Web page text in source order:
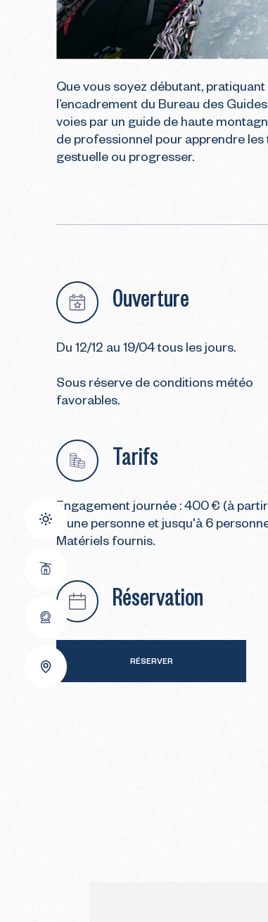
Que vous soyez débutant,
l’encadrement du Bureau des
voies par un guide de haute
de professionnel pour apprendre les
gestuelle ou progresser.
Ouverture
Du 12/12 au 19/04 tous les jours.
Sous réserve de conditions météo
favorables.
Tarifs
Engagement journée : 400 € (à partir
d'une personne et jusqu'à 6
Matériels fournis.
Réservation
RÉSERVER